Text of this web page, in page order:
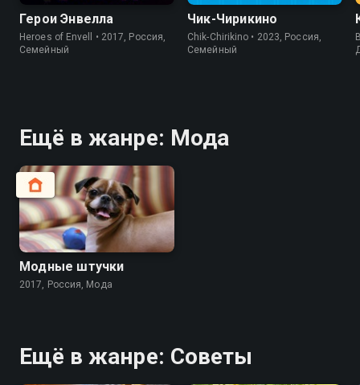
Герои Энвелла
Heroes of Envell • 2017, Россия,
Cемейный
Чик-Чирикино
Chik-Chirikino • 2023, Россия,
Cемейный
Ещё в жанре: Мода
Модные штучки
2017, Россия, Мода
Ещё в жанре: Советы